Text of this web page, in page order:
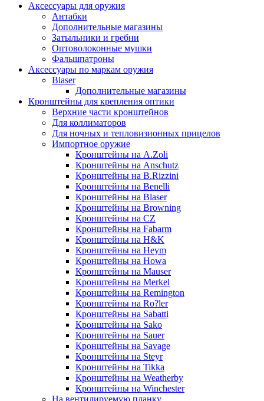
Аксессуары для оружия
Антабки
Дополнительные магазины
Затыльники и гребни
Оптоволоконные мушки
Фальшпатроны
Аксессуары по маркам оружия
Blaser
Дополнительные магазины
Кронштейны для крепления оптики
Верхние части кронштейнов
Для коллиматоров
Для ночных и тепловизионных прицелов
Импортное оружие
Кронштейны на A.Zoli
Кронштейны на Anschutz
Кронштейны на B.Rizzini
Кронштейны на Benelli
Кронштейны на Blaser
Кронштейны на Browning
Кронштейны на CZ
Кронштейны на Fabarm
Кронштейны на H&K
Кронштейны на Heym
Кронштейны на Howa
Кронштейны на Mauser
Кронштейны на Merkel
Кронштейны на Remington
Кронштейны на Ro?ler
Кронштейны на Sabatti
Кронштейны на Sako
Кронштейны на Sauer
Кронштейны на Savage
Кронштейны на Steyr
Кронштейны на Tikka
Кронштейны на Weatherby
Кронштейны на Winchester
На вентилируемую планку